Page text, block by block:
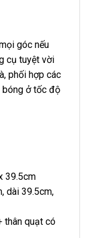
góc nếu
cụ tuyệt vời
phối hợp các
bóng ở tốc độ
39.5cm
dài 39.5cm,
thân quạt có